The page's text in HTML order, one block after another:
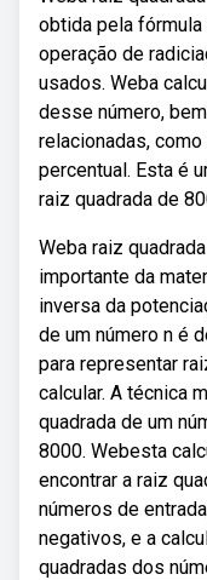
obtida pela
operação de
usados. Weba
desse número,
relacionadas,
percentual. Esta é
raiz quadrada de
Weba raiz
importante da
inversa da
de um número n é
para representar
calcular. A técnica
quadrada de um
8000. Webesta
encontrar a raiz
números de
negativos, e a
quadradas dos